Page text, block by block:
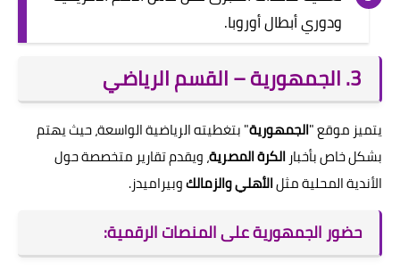
ودوري أبطال أوروبا.
3. الجمهورية – القسم الرياضي
يتميز موقع "الجمهورية" بتغطيته الرياضية الواسعة، حيث يهتم
بشكل خاص بأخبارالكرة المصرية، ويقدم تقارير متخصصة حول
الأندية المحلية مثلالأهلي والزمالكوبيراميدز.
حضور الجمهورية على المنصات الرقمية: